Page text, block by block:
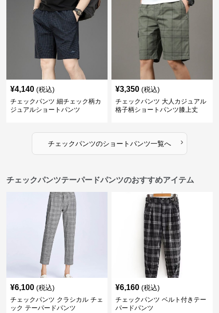
¥4,140 (税込)
チェックパンツ 細チェック柄カ
ジュアルショートパンツ
¥3,350 (税込)
チェックパンツ 大人カジュアル
格子柄ショートパンツ膝上丈
チェックパンツのショートパンツ一覧へ ›
チェックパンツテーパードパンツのおすすめアイテム
¥6,100 (税込)
チェックパンツ クラシカル チェ
ック テーパードパンツ
¥6,160 (税込)
チェックパンツ ベルト付きテー
パードパンツ